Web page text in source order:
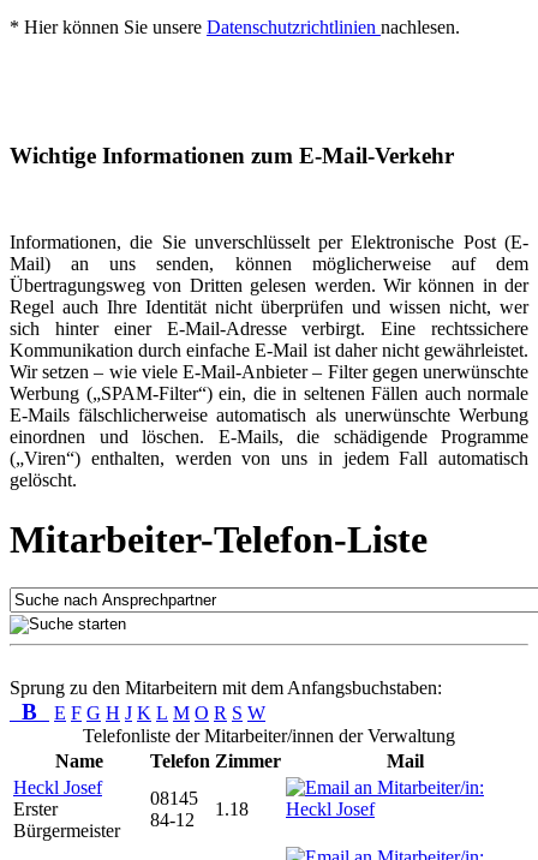
* Hier können Sie unsere Datenschutzrichtlinien nachlesen.
Wichtige Informationen zum E-Mail-Verkehr
Informationen, die Sie unverschlüsselt per Elektronische Post (E-
Mail) an uns senden, können möglicherweise auf dem
Übertragungsweg von Dritten gelesen werden. Wir können in der
Regel auch Ihre Identität nicht überprüfen und wissen nicht, wer
sich hinter einer E-Mail-Adresse verbirgt. Eine rechtssichere
Kommunikation durch einfache E-Mail ist daher nicht gewährleistet.
Wir setzen – wie viele E-Mail-Anbieter – Filter gegen unerwünschte
Werbung („SPAM-Filter“) ein, die in seltenen Fällen auch normale
E-Mails fälschlicherweise automatisch als unerwünschte Werbung
einordnen und löschen. E-Mails, die schädigende Programme
(„Viren“) enthalten, werden von uns in jedem Fall automatisch
gelöscht.
Mitarbeiter-Telefon-Liste
Sprung zu den Mitarbeitern mit dem Anfangsbuchstaben:
B E F G H J K L M O R S W
Telefonliste der Mitarbeiter/innen der Verwaltung
Name
Telefon Zimmer
Mail
Heckl Josef
Erster
Bürgermeister
08145
84-12
1.18